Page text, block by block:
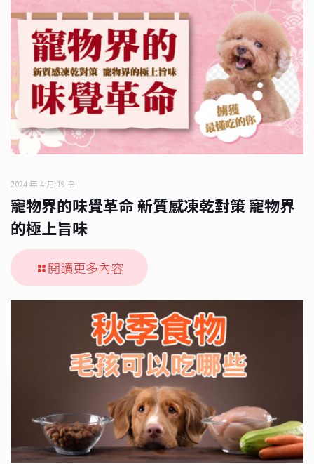
2024 年 4 月 19 日
寵物界的味覺革命 新質感凍乾對策 寵物界
的極上旨味
閱讀更多內容